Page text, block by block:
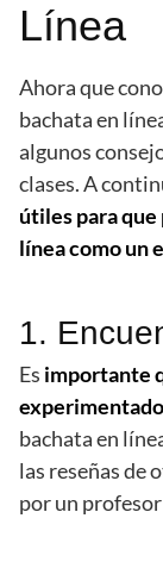
Línea
Ahora que
bachata en
algunos
clases. A
útiles para que
línea como un
1.
Es importante
experimentado
bachata en
las reseñas de
por un